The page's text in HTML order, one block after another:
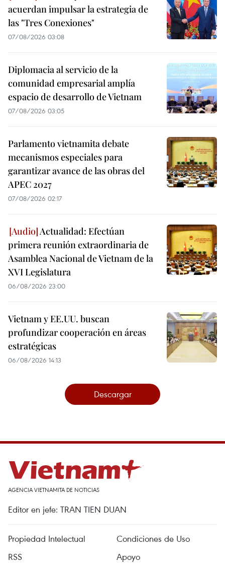
acuerdan impulsar la estrategia de
las "Tres Conexiones"
07/08/2026 03:08
Diplomacia al servicio de la
comunidad empresarial amplía
espacio de desarrollo de Vietnam
07/08/2026 03:05
Parlamento vietnamita debate
mecanismos especiales para
garantizar avance de las obras del
APEC 2027
07/08/2026 02:17
Actualidad: Efectúan
primera reunión extraordinaria de
Asamblea Nacional de Vietnam de la
XVI Legislatura
06/08/2026 23:00
Vietnam y EE.UU. buscan
profundizar cooperación en áreas
estratégicas
06/08/2026 14:13
Descargar
AGENCIA VIETNAMITA DE NOTICIAS
Editor en jefe: TRAN TIEN DUAN
Propiedad Intelectual
Condiciones de Uso
RSS
Apoyo